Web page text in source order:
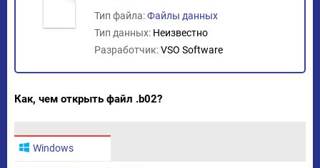
Тип файла:Файлы данных
Тип данных: Неизвестно
Разработчик:VSO Software
Как, чем открыть файл .b02?
Windows